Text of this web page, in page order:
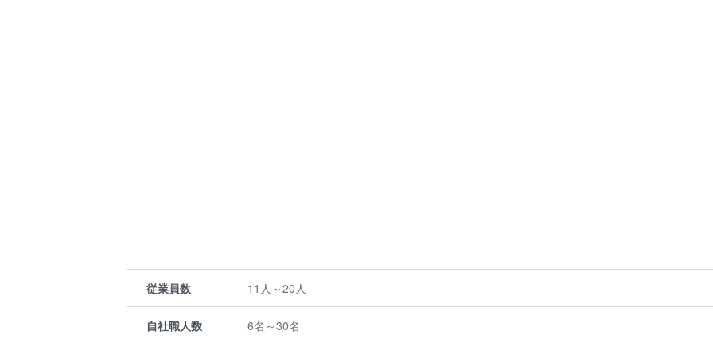
従業員数 11人～20人
自社職人数 6名～30名